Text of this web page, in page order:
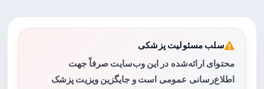
سلب مسئولیت پزشکی
محتوای ارائه‌شده در این وب‌سایت صرفاً جهت
اطلاع‌رسانی عمومی است و جایگزین ویزیت پزشک